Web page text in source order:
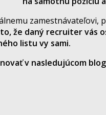
zamestnávateľovi,
že daný recruiter vás
listu vy sami.
v nasledujúcom